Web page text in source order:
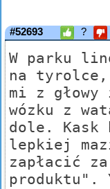
#52693 ?
W parku
na tyrolce,
mi z głowy
wózku z
dole. Kask
lepkiej
zapłacić
produktu".